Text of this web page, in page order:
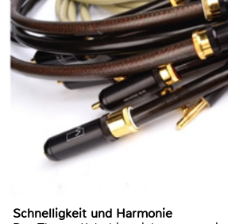
Schnelligkeit und Harmonie